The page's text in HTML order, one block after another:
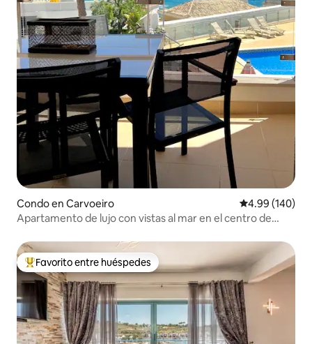
Condo en Carvoeiro Calificación
4.99 (140)
Apartamento de lujo con vistas al mar en el centro de
Favorito entre huéspedes preferido
Favorito entre huéspedes